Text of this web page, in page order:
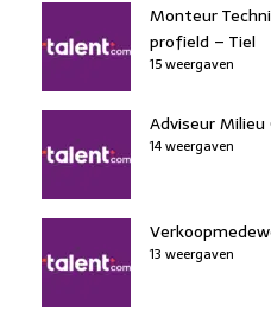
Monteur
profield – Tiel
15 weergaven
Adviseur Milieu
14 weergaven
13 weergaven